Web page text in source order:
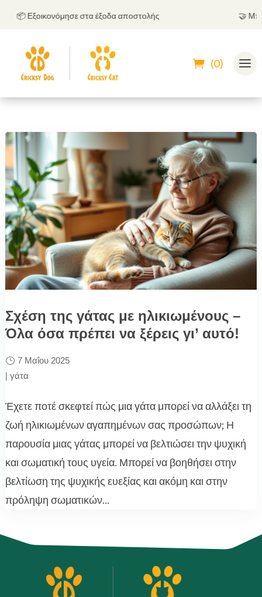
📦 Εξοικονόμησε στα έξοδα αποστολής
(0)
Σχέση της γάτας με ηλικιωμένους –
Όλα όσα πρέπει να ξέρεις γι’ αυτό!
7 Μαΐου 2025
| γάτα
Έχετε ποτέ σκεφτεί πώς μια γάτα μπορεί να αλλάξει τη
ζωή ηλικιωμένων αγαπημένων σας προσώπων; Η
παρουσία μιας γάτας μπορεί να βελτιώσει την ψυχική
και σωματική τους υγεία. Μπορεί να βοηθήσει στην
βελτίωση της ψυχικής ευεξίας και ακόμη και στην
πρόληψη σωματικών...